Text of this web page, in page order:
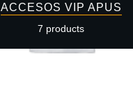
ACCESOS VIP APUS
7 products